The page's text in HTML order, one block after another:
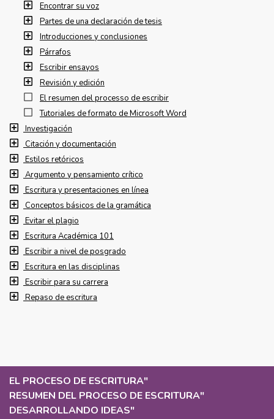
EL PROCESO DE ESCRITURA"
RESUMEN DEL PROCESO DE ESCRITURA"
DESARROLLANDO IDEAS"
Encontrar su voz
Partes de una declaración de tesis
Introducciones y conclusiones
Párrafos
Escribir ensayos
Revisión y edición
El resumen del processo de escribir
Tutoriales de formato de Microsoft Word
Investigación
Citación y documentación
Estilos retóricos
Argumento y pensamiento crítico
Escritura y presentaciones en línea
Conceptos básicos de la gramática
Evitar el plagio
Escritura Académica 101
Escribir a nivel de posgrado
Escritura en las disciplinas
Escribir para su carrera
Repaso de escritura